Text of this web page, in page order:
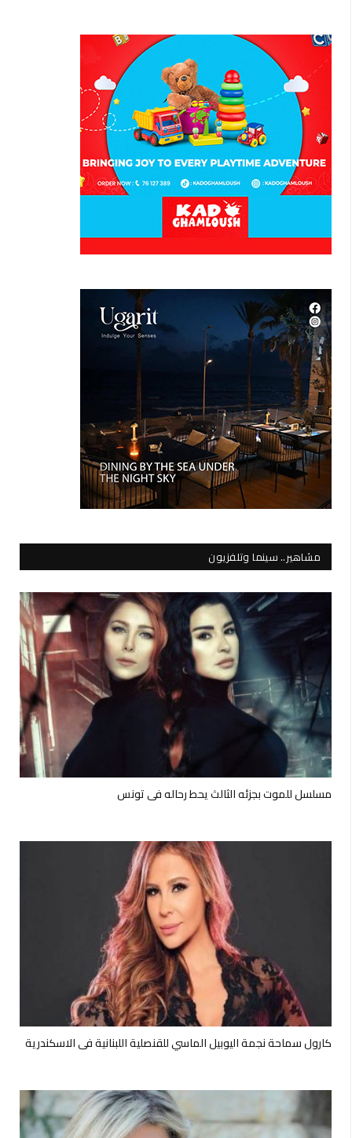
مشاهير.. سينما وتلفزيون
مسلسل للموت بجزئه الثالث يحط رحاله في تونس
كارول سماحة نجمة اليوبيل الماسي للقنصلية اللبنانية في الاسكندرية